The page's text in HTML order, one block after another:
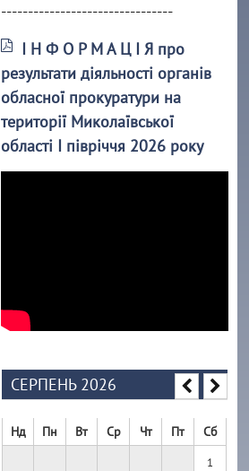
--------------------------------
І Н Ф О Р М А Ц І Я про
результати діяльності органів
обласної прокуратури на
території Миколаївської
області І півріччя 2026 року
СЕРПЕНЬ 2026
Нд Пн Вт Ср Чт Пт Сб
1